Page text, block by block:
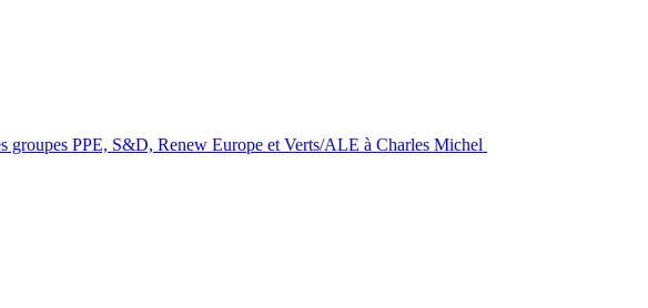
groupes PPE, S&D, Renew Europe et Verts/ALE à Charles Michel